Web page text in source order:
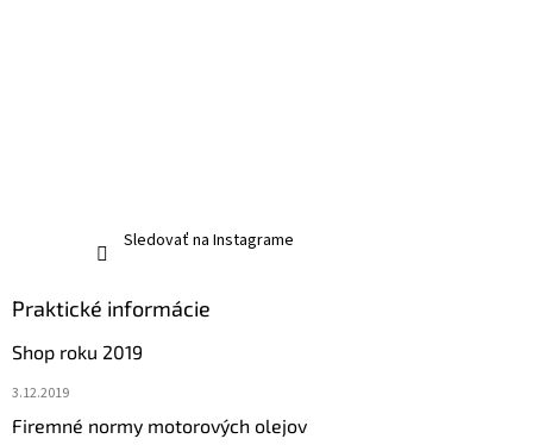
Sledovať na Instagrame
Praktické informácie
Shop roku 2019
3.12.2019
Firemné normy motorových olejov